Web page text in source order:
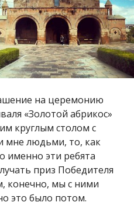
на церемонию
«Золотой абрикос»
круглым столом с
мне людьми, то, как
именно эти ребята
приз Победителя
конечно, мы с ними
это было потом.